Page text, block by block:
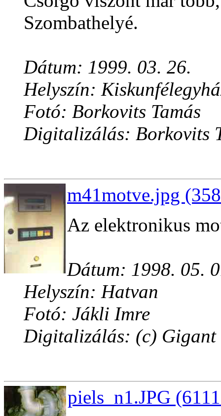
Szombathelyé.
Dátum: 1999. 03. 26.
Helyszín:
Fotó: Borkovits Tamás
Digitalizálás: Borkovits
m41motve.jpg
Az elektronikus
Dátum: 1998. 05.
Helyszín: Hatvan
Fotó: Jákli Imre
Digitalizálás: (c) Gigant
piels_n1.JPG